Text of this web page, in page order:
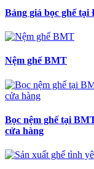
Bảng giá bọc ghế
Nệm ghế BMT
Bọc nệm ghế tại
cửa hàng